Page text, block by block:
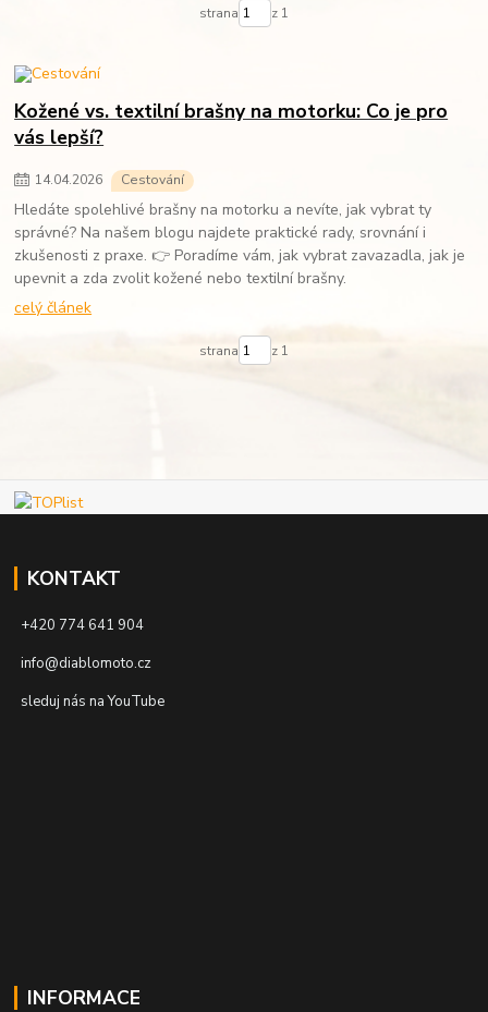
strana z 1
Kožené vs. textilní brašny na motorku: Co je pro
vás lepší?
14.04.2026 Cestování
Hledáte spolehlivé brašny na motorku a nevíte, jak vybrat ty
správné? Na našem blogu najdete praktické rady, srovnání i
zkušenosti z praxe. 👉 Poradíme vám, jak vybrat zavazadla, jak je
upevnit a zda zvolit kožené nebo textilní brašny.
celý článek
strana z 1
KONTAKT
+420 774 641 904
info@diablomoto.cz
sleduj nás na YouTube
INFORMACE